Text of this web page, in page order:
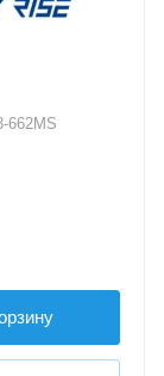
662MS